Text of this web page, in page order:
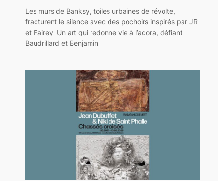
Les murs de Banksy, toiles urbaines de révolte,
fracturent le silence avec des pochoirs inspirés par JR
et Fairey. Un art qui redonne vie à l’agora, défiant
Baudrillard et Benjamin